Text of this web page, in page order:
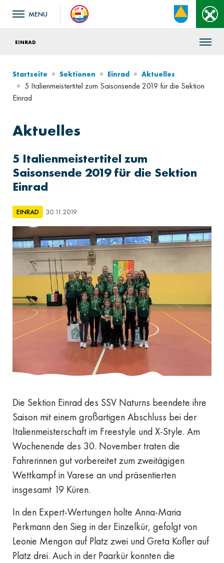
EINRAD
Startseite Sektionen Einrad Aktuelles
5 Italienmeistertitel zum Saisonsende 2019 für die Sektion
Einrad
Aktuelles
5 Italienmeistertitel zum
Saisonsende 2019 für die Sektion
Einrad
EINRAD 30.11.2019
Die Sektion Einrad des SSV Naturns beendete ihre
Saison mit einem großartigen Abschluss bei der
Italienmeisterschaft im Freestyle und X-Style. Am
Wochenende des 30. November traten die
Fahrerinnen gut vorbereitet zum zweitägigen
Wettkampf in Varese an und präsentierten
insgesamt 19 Küren.
In den Expert-Wertungen holte Anna-Maria
Perkmann den Sieg in der Einzelkür, gefolgt von
Leonie Mengon auf Platz zwei und Greta Kofler auf
Platz drei. Auch in der Paarkür konnten die